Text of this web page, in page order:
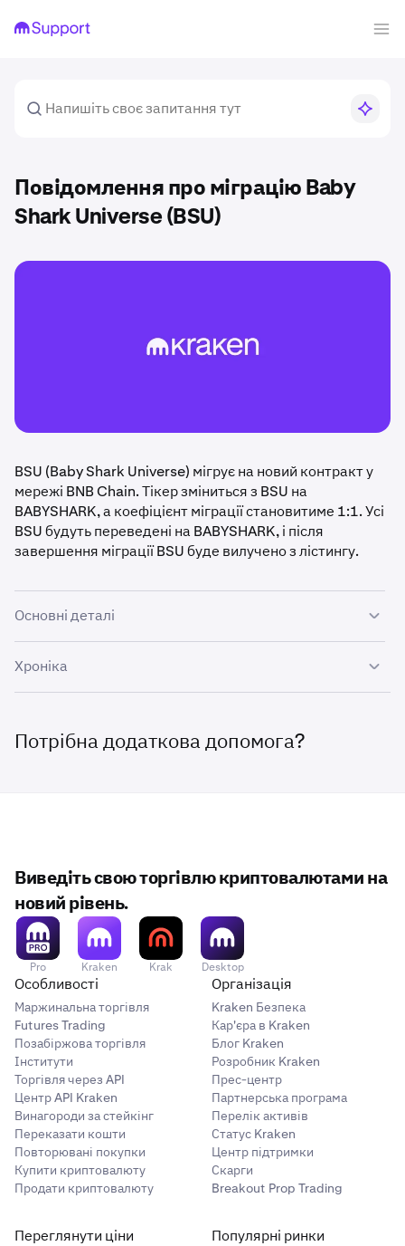
Повідомлення про міграцію Baby
Shark Universe (BSU)
BSU (Baby Shark Universe) мігрує на новий контракт у
мережі BNB Chain. Тікер зміниться з BSU на
BABYSHARK, а коефіцієнт міграції становитиме 1:1. Усі
BSU будуть переведені на BABYSHARK, і після
завершення міграції BSU буде вилучено з лістингу.
Основні деталі
Коефіцієнт міграції: 1 BSU : 1 BABYSHARK
Адреса застарілого контракту:
Хроніка
відновлено.
Потрібна додаткова допомога?
Виведіть свою торгівлю криптовалютами на
новий рівень.
Pro Kraken Krak Desktop
Особливості
Маржинальна торгівля
Futures Trading
Позабіржова торгівля
Інститути
Торгівля через API
Центр API Kraken
Винагороди за стейкінг
Переказати кошти
Повторювані покупки
Купити криптовалюту
Продати криптовалюту
Організація
Kraken Безпека
Кар'єра в Kraken
Блог Kraken
Розробник Kraken
Прес-центр
Партнерська програма
Перелік активів
Статус Kraken
Центр підтримки
Скарги
Breakout Prop Trading
Переглянути ціни Популярні ринки